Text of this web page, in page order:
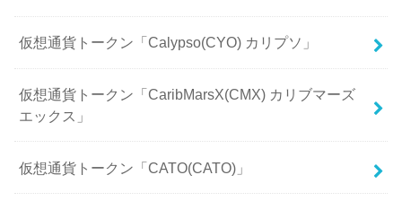
仮想通貨トークン「Calypso(CYO) カリプソ」
仮想通貨トークン「CaribMarsX(CMX) カリブマーズ
エックス」
仮想通貨トークン「CATO(CATO)」